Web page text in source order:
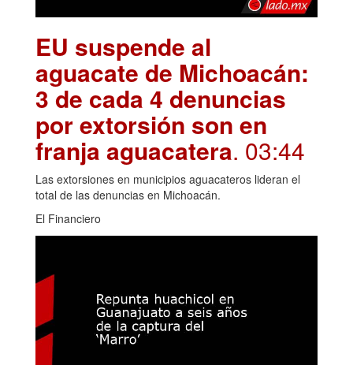
EU suspende al
aguacate de Michoacán:
3 de cada 4 denuncias
por extorsión son en
franja aguacatera. 03:44
Las extorsiones en municipios aguacateros lideran el
total de las denuncias en Michoacán.
El Financiero